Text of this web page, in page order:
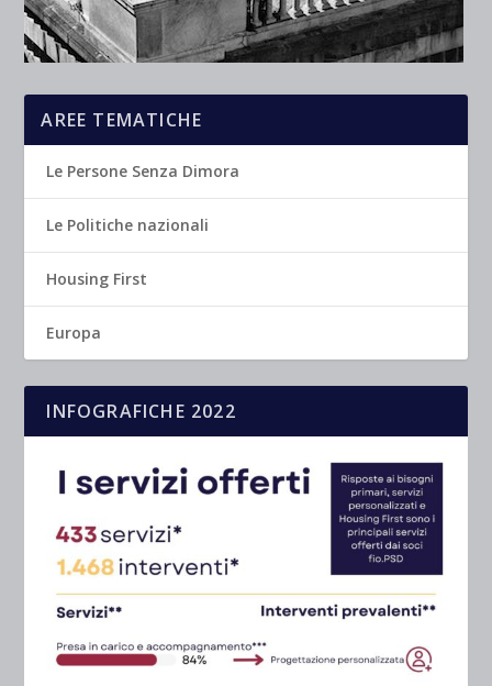
AREE TEMATICHE
Le Persone Senza Dimora
Le Politiche nazionali
Housing First
Europa
INFOGRAFICHE 2022